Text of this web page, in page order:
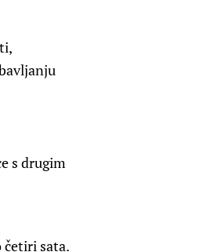
s drugim
četiri sata.